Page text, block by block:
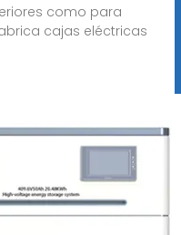
como para
cajas eléctricas